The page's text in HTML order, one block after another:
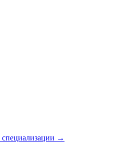
специализации →